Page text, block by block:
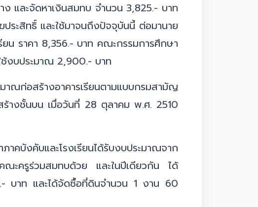
และจัดหาเงินสมทบ จำนวน 3,825.- บาท
ระสิทธิ์ และใช้มาจนถึงปัจจุบันนี้ ต่อมานาย
น ราคา 8,356.- บาท คณะกรรมการศึกษา
ช้งบประมาณ 2,900.- บาท
าณก่อสร้างอาคารเรียนตามแบบกรมสามัญ
างชั้นบน เมื่อวันที่ 28 ตุลาคม พ.ศ. 2510
คบังคับและโรงเรียนได้รับงบประมาณจาก
ณะครูร่วมสมทบด้วย และในปีเดียวกัน ได้
บาท และได้จัดซื้อที่ดินจำนวน 1 งาน 60